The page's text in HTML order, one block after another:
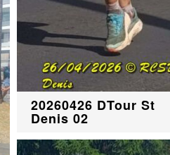
20260426 DTour St
Denis 02